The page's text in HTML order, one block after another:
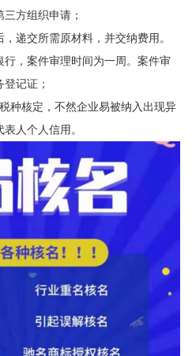
方组织申请；
递交所需原材料，并交纳费用。
，案件审理时间为一周。案件审
记证；
种核定，不然企业易被纳入出现异
人个人信用。